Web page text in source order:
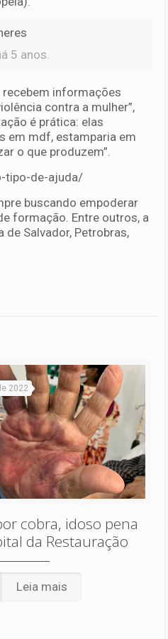
5 anos.
recebem informações
contra a mulher”,
é prática: elas
em mdf, estamparia em
o que produzem”.
tipo-de-ajuda/
buscando empoderar
formação. Entre outros, a
Salvador, Petrobras,
2022
cobra, idoso pena
da Restauração
Leia mais